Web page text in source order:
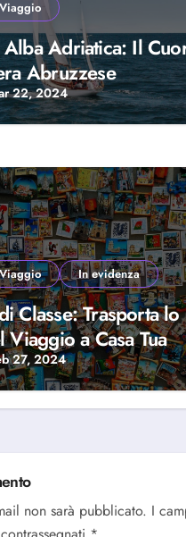
Adriatica: Il
Abruzzese
22, 2024
In evidenza
Classe: Trasporta lo
a Casa Tua
27, 2024
non sarà pubblicato. I